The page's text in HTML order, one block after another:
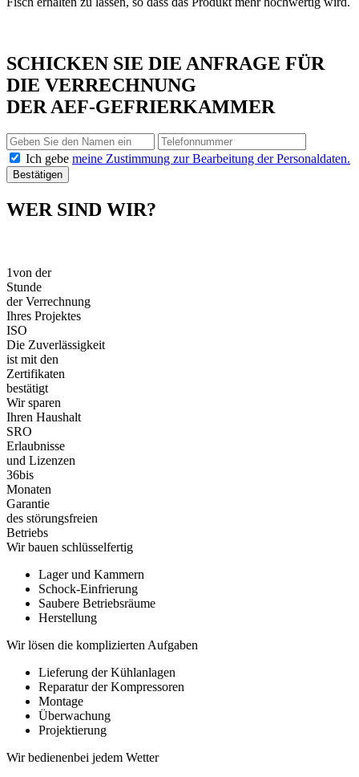
SCHICKEN SIE DIE ANFRAGE FÜR
DIE VERRECHNUNG
DER AEF-GEFRIERKAMMER
Ich gebe meine Zustimmung zur Bearbeitung der Personaldaten.
Bestätigen
WER SIND WIR?
1von der
Stunde
der Verrechnung
Ihres Projektes
ISO
Die Zuverlässigkeit
ist mit den
Zertifikaten
bestätigt
Wir sparen
Ihren Haushalt
SRO
Erlaubnisse
und Lizenzen
36bis
Monaten
Garantie
des störungsfreien
Betriebs
Wir bauen schlüsselfertig
Lager und Kammern
Schock-Einfrierung
Saubere Betriebsräume
Herstellung
Wir lösen die komplizierten Aufgaben
Lieferung der Kühlanlagen
Reparatur der Kompressoren
Montage
Überwachung
Projektierung
Wir bedienenbei jedem Wetter